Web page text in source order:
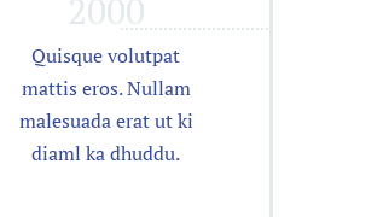
2000
Quisque volutpat
mattis eros. Nullam
malesuada erat ut ki
diaml ka dhuddu.